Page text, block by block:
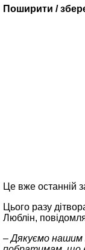
Поширити /
Це вже останній
Цього разу
Люблін,
– Дякуємо